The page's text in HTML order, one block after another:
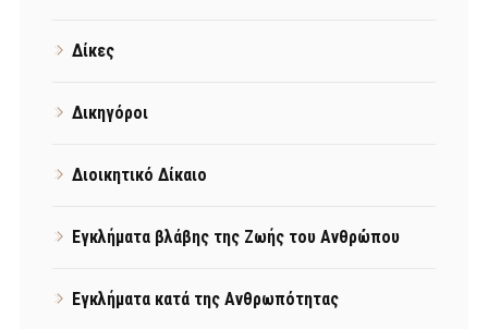
Δίκες
Δικηγόροι
Διοικητικό Δίκαιο
Εγκλήματα βλάβης της Ζωής του Ανθρώπου
Εγκλήματα κατά της Ανθρωπότητας